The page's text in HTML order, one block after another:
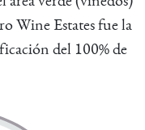
Wine Estates fue la
del 100% de